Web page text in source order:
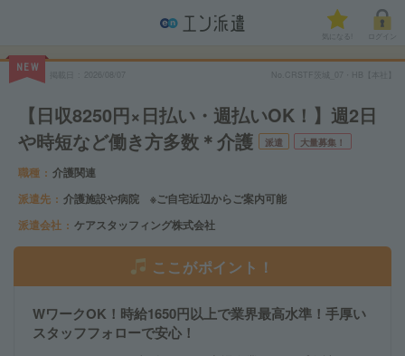
気になる!
NEW
No.CRSTF茨城_07・HB【本社】
【日収8250円×日払い・週払いOK！】週2日
や時短など働き方多数＊介護
派遣 大量募集！
職種
介護関連
派遣先
介護施設や病院 ※ご自宅近辺からご案内可能
派遣会社
ケアスタッフィング株式会社
ここがポイント！
WワークOK！時給1650円以上で業界最高水準！手厚い
スタッフフォローで安心！